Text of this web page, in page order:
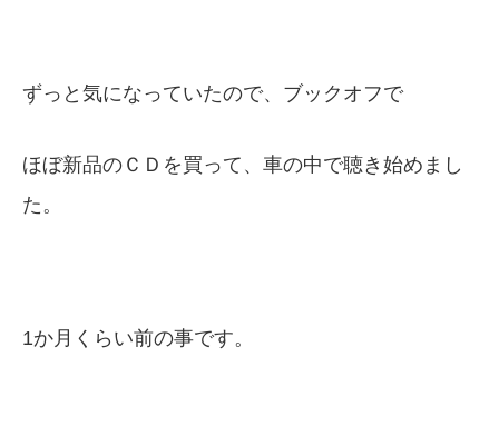
ずっと気になっていたので、ブックオフで
ほぼ新品のＣＤを買って、車の中で聴き始めまし
た。
1か月くらい前の事です。